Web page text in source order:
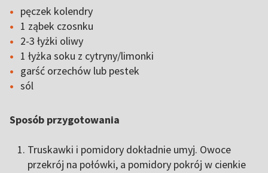
pęczek kolendry
1 ząbek czosnku
2-3 łyżki oliwy
1 łyżka soku z cytryny/limonki
garść orzechów lub pestek
sól
Sposób przygotowania
Truskawki i pomidory dokładnie umyj. Owoce
przekrój na połówki, a pomidory pokrój w cienkie